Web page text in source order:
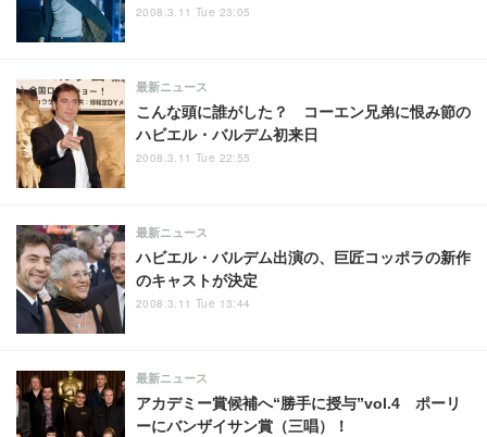
2008.3.11 Tue 23:05
こんな頭に誰がした？ コーエン兄弟に恨み節の
ハビエル・バルデム初来日
最新ニュース
2008.3.11 Tue 22:55
ハビエル・バルデム出演の、巨匠コッポラの新作
のキャストが決定
最新ニュース
2008.3.11 Tue 13:44
アカデミー賞候補へ“勝手に授与”vol.4 ポーリ
ーにバンザイサン賞（三唱）！
最新ニュース